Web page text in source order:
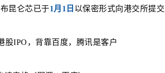
昆仑芯已于1月1日 以保密形式向港交所提